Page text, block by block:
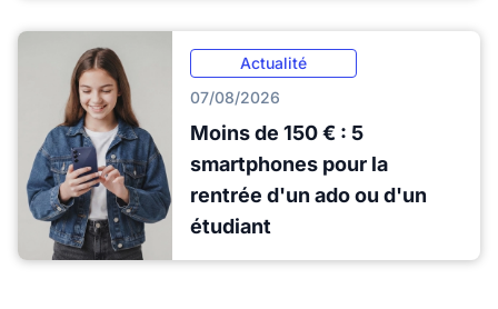
Actualité
07/08/2026
Moins de 150 € : 5
smartphones pour la
rentrée d'un ado ou d'un
étudiant